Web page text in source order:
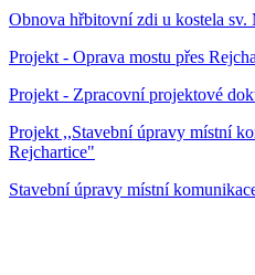
Obnova hřbitovní zdi u kostela sv.
Projekt - Oprava mostu přes
Projekt - Zpracovní projektové
Projekt ,,Stavební úpravy místní
Rejchartice"
Stavební úpravy místní